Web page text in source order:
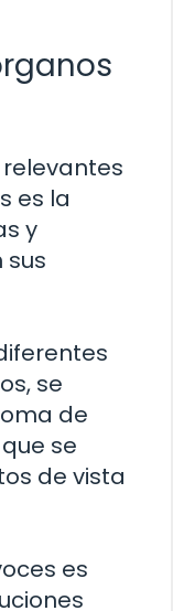
es la
y
se
de
se
de vista
es